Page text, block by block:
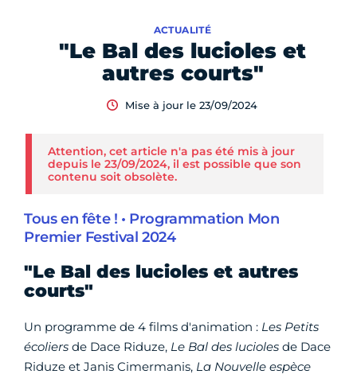
"Le Bal des lucioles et
autres courts"
ACTUALITÉ
Mise à jour le 23/09/2024
Attention, cet article n'a pas été mis à jour
depuis le 23/09/2024, il est possible que son
contenu soit obsolète.
Tous en fête ! • Programmation Mon
Premier Festival 2024
"Le Bal des lucioles et autres
courts"
Un programme de 4 films d'animation : Les Petits
écoliers de Dace Riduze, Le Bal des lucioles de Dace
Riduze et Janis Cimermanis, La Nouvelle espèce